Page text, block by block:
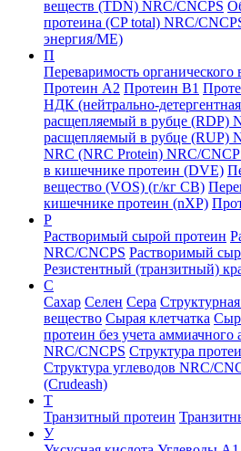
веществ (TDN) NRC/CNCPS
протеина (CP total) NRC/
энергия/ME)
П
Переваримость органического
Протеин А2 Протеин B1
НДК (нейтрально-детергентная
расщепляемый в рубце (RDP)
расщепляемый в рубце (RUP)
NRC (NRC Protein) NRC/
в кишечнике протеин (DVE)
вещество (VOS) (г/кг СВ)
кишечнике протеин (nXP)
Р
Растворимый сырой протеин
NRC/CNCPS Растворимый
Резистентный (транзитный)
С
Сахар Селен Сера
вещество Сырая клетчатка
протеин без учета аммиачного
NRC/CNCPS Структура
Структура углеводов NRC/
(Crudeash)
Т
Транзитный протеин
У